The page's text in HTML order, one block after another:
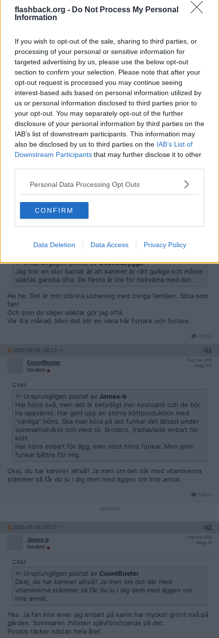
flashback.org - Do Not Process My Personal
Information
If you wish to opt-out of the sale, sharing to third parties, or
processing of your personal or sensitive information for
targeted advertising by us, please use the below opt-out
section to confirm your selection. Please note that after your
opt-out request is processed you may continue seeing
interest-based ads based on personal information utilized by
us or personal information disclosed to third parties prior to
your opt-out. You may separately opt-out of the further
disclosure of your personal information by third parties on the
IAB’s list of downstream participants. This information may
also be disclosed by us to third parties on the IAB’s List of
Downstream Participants that may further disclose it to other
Personal Data Processing Opt Outs
CONFIRM
Data Deletion Data Access Privacy Policy
Medlem
Inlägg: 2 212
Jag tror en stor barriär är att kaniner är rätt gulliga och måste
2026-05-06, 08:08
James-b
Inlägg: 62
Citat:
Ursprungligen postat avCountBuster
Vet inte om det stämmer, men har hört från många preppers
att det inte är något att hänga i julgranen. Höns ska vara
mycket bättre, av flera anledningar. Minns ej vilka.
Har höns oxå, men det är betydligt mer kostsamt och de bör ha
uppvärmt. Har gett upp en större köttproduktion med "vanliga"
sommarhalvåret och med sk. Broders, framavlade enbart för kött.
Har höns enbart för ägg, men visst höns funkar. Men janin funkar
bättre för mig.
2026-05-06, 08:10
Reg: Mar 2026
Ursprungligen postat avSvavelbrygga
Jag tror en stor barriär är att kaniner är rätt gulliga och måste
slaktas ganska ofta. De flesta är lite för bekväma med det.
He he. Det är min största utmaning med övriga familjen. Söta som
fan!
Och som du säger slaktar gör jag ofta
Var 4:e månad. Men det blir en vana hår fortare och fortare.
Citera
2026-05-06, 08:12 #21
CountBuster
Medlem
Reg: Dec 2025
Inlägg: 874
Citat:
Ursprungligen postat av James-b
Har höns oxå, men det är betydligt mer kostsamt och de bör
ha uppvärmt. Har gett upp en större köttproduktion med
"vanliga" höns. Ska man köra på det funkar det lättast under
sommarhalvåret och med sk. Broders, framavlade enbart för
kött.
Har höns enbart för ägg, men visst höns funkar. Men janin
funkar bättre för mig.
Okej, du har kaniner alltså? Ja men om det där med vitaminerna
stämmer så får du ju i dig dem med äggen om inte annat.
Citera
2026-05-06, 08:27 #22
James-b
Medlem
Reg: Mar 2026
Inlägg: 62
Citat:
Ursprungligen postat av CountBuster
Okej, du har kaniner alltså? Ja men om det där med
vitaminerna stämmer så får du ju i dig dem med äggen om
inte annat.
Yes. Ja fan inte lever jag enbart på kanin har mycket grönt oxå på
gården. Sommaren /hösten självförsörjande på det.
Potatis räcker nästan hela året.